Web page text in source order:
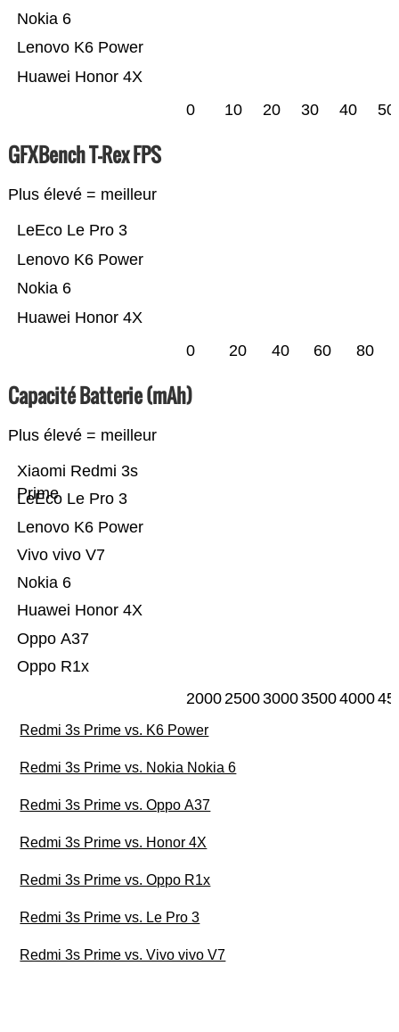
Huawei Honor 4X
Lenovo K6 Power
Nokia 6
0 10 20 30 40 50
GFXBench T-Rex FPS
Plus élevé = meilleur
Huawei Honor 4X
Nokia 6
Lenovo K6 Power
LeEco Le Pro 3
0 20 40 60 80
Capacité Batterie (mAh)
Plus élevé = meilleur
Oppo R1x
Oppo A37
Huawei Honor 4X
Nokia 6
Vivo vivo V7
Lenovo K6 Power
LeEco Le Pro 3
Xiaomi Redmi 3s
Prime
20002500300035004000
Redmi 3s Prime vs. K6 Power
Redmi 3s Prime vs. Nokia Nokia 6
Redmi 3s Prime vs. Oppo A37
Redmi 3s Prime vs. Honor 4X
Redmi 3s Prime vs. Oppo R1x
Redmi 3s Prime vs. Le Pro 3
Redmi 3s Prime vs. Vivo vivo V7